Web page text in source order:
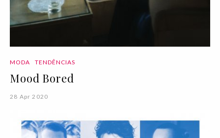
MODA TENDÊNCIAS
Mood Bored
28 Apr 2020